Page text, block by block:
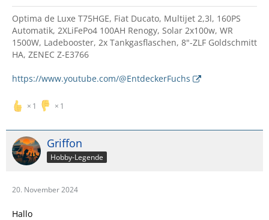
Optima de Luxe T75HGE, Fiat Ducato, Multijet 2,3l, 160PS
Automatik, 2XLiFePo4 100AH Renogy, Solar 2x100w, WR
1500W, Ladebooster, 2x Tankgasflaschen, 8"-ZLF Goldschmitt
HA, ZENEC Z-E3766
https://www.youtube.com/@EntdeckerFuchs
1 1
Griffon
Hobby-Legende
20. November 2024
Hallo